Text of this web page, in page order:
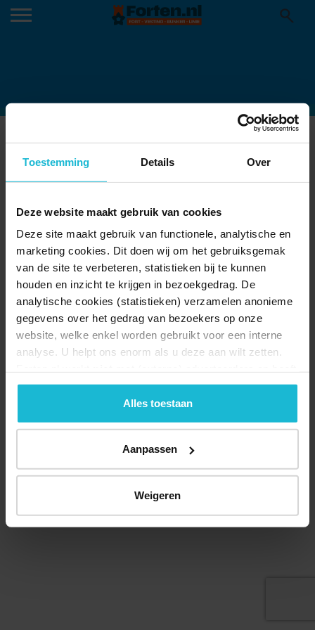
Toestemming Details Over
Deze website maakt gebruik van cookies
Deze site maakt gebruik van functionele, analytische en
marketing cookies. Dit doen wij om het gebruiksgemak
van de site te verbeteren, statistieken bij te kunnen
houden en inzicht te krijgen in bezoekgedrag. De
analytische cookies (statistieken) verzamelen anonieme
gegevens over het gedrag van bezoekers op onze
website, welke enkel worden gebruikt voor een interne
analyse. U helpt ons enorm als u deze aan wilt zetten.
geen commerciële doelstelling. U kunt deze cookies via
de knoppen accepteren, beheren of weigeren.
Alles toestaan
Aanpassen
Weigeren
RONDLEIDING_NACHT_OPTIMIZED
© 2026 Stichting Forten Nederland